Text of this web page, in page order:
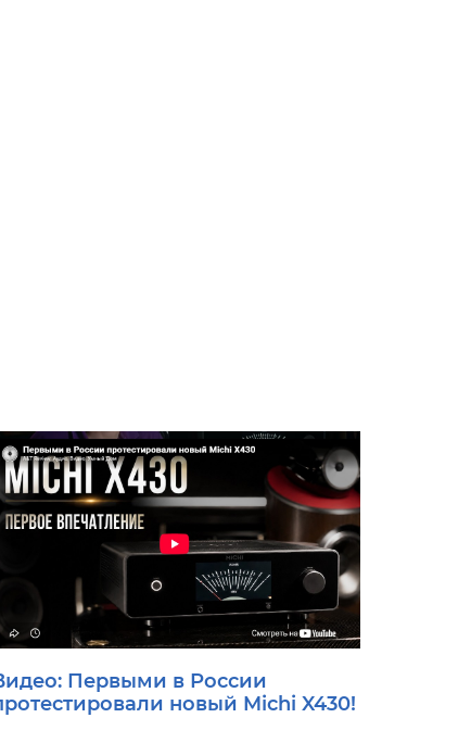
Первыми в России
новый Michi X430!